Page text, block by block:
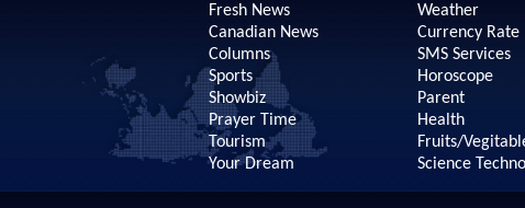
Fresh News
Canadian News
Columns
Sports
Showbiz
Prayer Time
Tourism
Your Dream
Weather
Currency Rate
SMS Services
Horoscope
Parent
Health
Fruits/
Science